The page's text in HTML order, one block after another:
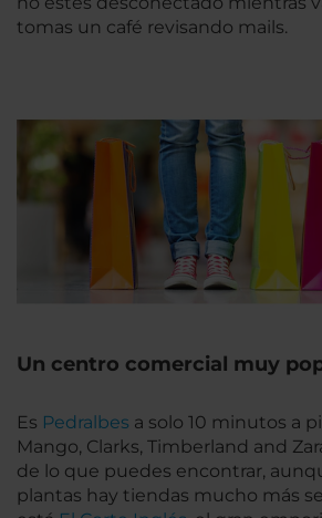
tomas un café revisando mails.
Un centro comercial muy
Es Pedralbes a solo 10 minutos a
Mango, Clarks, Timberland and
de lo que puedes encontrar,
plantas hay tiendas mucho más